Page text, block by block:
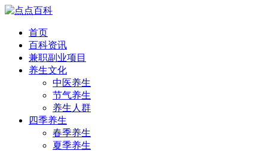
首页
百科资讯
兼职副业项目
养生文化
中医养生
节气养生
养生人群
四季养生
春季养生
夏季养生